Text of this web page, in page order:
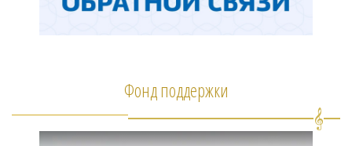
Фонд поддержки